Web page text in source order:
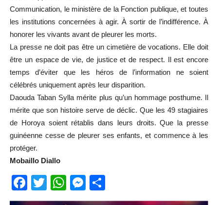
Communication, le ministère de la Fonction publique, et toutes
les institutions concernées à agir. À sortir de l’indifférence. À
honorer les vivants avant de pleurer les morts.
La presse ne doit pas être un cimetière de vocations. Elle doit
être un espace de vie, de justice et de respect. Il est encore
temps d’éviter que les héros de l’information ne soient
célébrés uniquement après leur disparition.
Daouda Taban Sylla mérite plus qu’un hommage posthume. Il
mérite que son histoire serve de déclic. Que les 49 stagiaires
de Horoya soient rétablis dans leurs droits. Que la presse
guinéenne cesse de pleurer ses enfants, et commence à les
protéger.
Mobaillo Diallo
Facebook
TwitterWhatsApp
Messenger